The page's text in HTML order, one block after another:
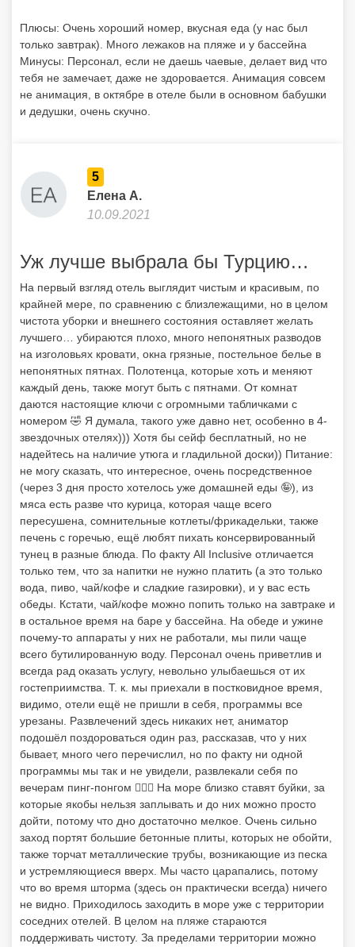
Плюсы: Очень хороший номер, вкусная еда (у нас был
только завтрак). Много лежаков на пляже и у бассейна
Минусы: Персонал, если не даешь чаевые, делает вид что
тебя не замечает, даже не здоровается. Анимация совсем
не анимация, в октябре в отеле были в основном бабушки
и дедушки, очень скучно.
5
Елена А.
10.09.2021
Уж лучше выбрала бы Турцию…
На первый взгляд отель выглядит чистым и красивым, по
крайней мере, по сравнению с близлежащими, но в целом
чистота уборки и внешнего состояния оставляет желать
лучшего… убираются плохо, много непонятных разводов
на изголовьях кровати, окна грязные, постельное белье в
непонятных пятнах. Полотенца, которые хоть и меняют
каждый день, также могут быть с пятнами. От комнат
даются настоящие ключи с огромными табличками с
номером 🤣 Я думала, такого уже давно нет, особенно в 4-
звездочных отелях))) Хотя бы сейф бесплатный, но не
надейтесь на наличие утюга и гладильной доски)) Питание:
не могу сказать, что интересное, очень посредственное
(через 3 дня просто хотелось уже домашней еды 🤪), из
мяса есть разве что курица, которая чаще всего
пересушена, сомнительные котлеты/фрикадельки, также
печень с горечью, ещё любят пихать консервированный
тунец в разные блюда. По факту All Inclusive отличается
только тем, что за напитки не нужно платить (а это только
вода, пиво, чай/кофе и сладкие газировки), и у вас есть
обеды. Кстати, чай/кофе можно попить только на завтраке и
в остальное время на баре у бассейна. На обеде и ужине
почему-то аппараты у них не работали, мы пили чаще
всего бутилированную воду. Персонал очень приветлив и
всегда рад оказать услугу, невольно улыбаешься от их
гостеприимства. Т. к. мы приехали в постковидное время,
видимо, отели ещё не пришли в себя, программы все
урезаны. Развлечений здесь никаких нет, аниматор
подошёл поздороваться один раз, рассказав, что у них
бывает, много чего перечислил, но по факту ни одной
программы мы так и не увидели, развлекали себя по
вечерам пинг-понгом 🤷🏽‍♀️ На море близко ставят буйки, за
которые якобы нельзя заплывать и до них можно просто
дойти, потому что дно достаточно мелкое. Очень сильно
заход портят большие бетонные плиты, которых не обойти,
также торчат металлические трубы, возникающие из песка
и устремляющиеся вверх. Мы часто царапались, потому
что во время шторма (здесь он практически всегда) ничего
не видно. Приходилось заходить в море уже с территории
соседних отелей. В целом на пляже стараются
поддерживать чистоту. За пределами территории можно